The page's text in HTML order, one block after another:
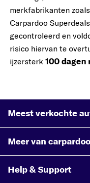
merkfabrikanten zoals
Carpardoo
gecontroleerd en
risico hiervan te
ijzersterk 100
Meest verkochte
Meer van carpardoo
Help & Support